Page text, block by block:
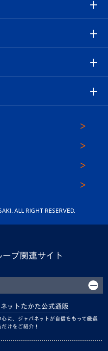
ガイド
ALL RIGHT RESERVED.
プ関連サイト
ットたかた公式通販
心に、ジャパネットが自信をもって厳選
だけをご紹介！